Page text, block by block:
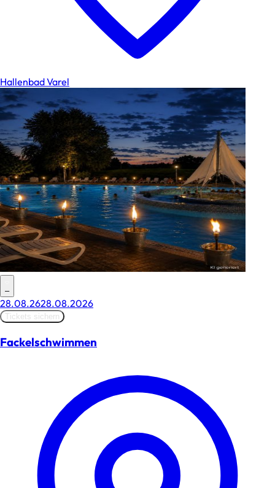
Hallenbad Varel
–
28.08.2628.08.2026
Tickets sichern
Fackelschwimmen